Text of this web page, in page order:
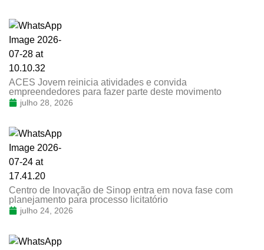
ACES Jovem reinicia atividades e convida
empreendedores para fazer parte deste movimento
julho 28, 2026
Centro de Inovação de Sinop entra em nova fase com
planejamento para processo licitatório
julho 24, 2026